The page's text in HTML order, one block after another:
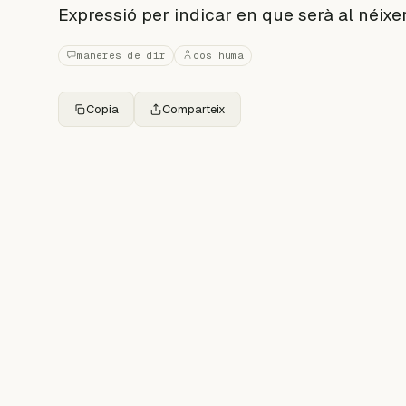
Expressió per indicar en que serà al
maneres de dir cos huma
Copia Comparteix